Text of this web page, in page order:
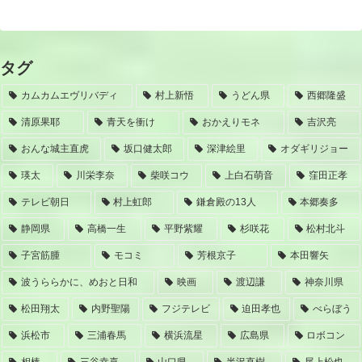
タグ
カムカムエヴリバディ 村上新悟 うどん県 西郷隆盛
清原果耶 青天を衝け おかえりモネ 吉沢亮
おんな城主直虎 坂口健太郎 深津絵里 オダギリジョー
瑛太 川栄李奈 柴咲コウ 上白石萌音 窪田正孝
テレビ朝日 村上虹郎 鎌倉殿の13人 本郷奏多
静岡県 高橋一生 平野紫耀 杉咲花 松村北斗
子宮筋腫 モコミ 芳根京子 本田響矢
波うららかに、めおと日和 映画 渡辺謙 神奈川県
松田翔太 内野聖陽 フジテレビ 迫田孝也 べらぼう
浜松市 三浦春馬 横浜流星 広島県 ロボコン